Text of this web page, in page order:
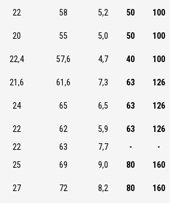
22 58 5,2 50 100
20 55 5,0 50 100
22,4 57,6 4,7 40 100
21,6 61,6 7,3 63 126
24 65 6,5 63 126
22 62 5,9 63
126
22 63 7,7 -
-
25 69 9,0 80 160
27 72 8,2 80 160